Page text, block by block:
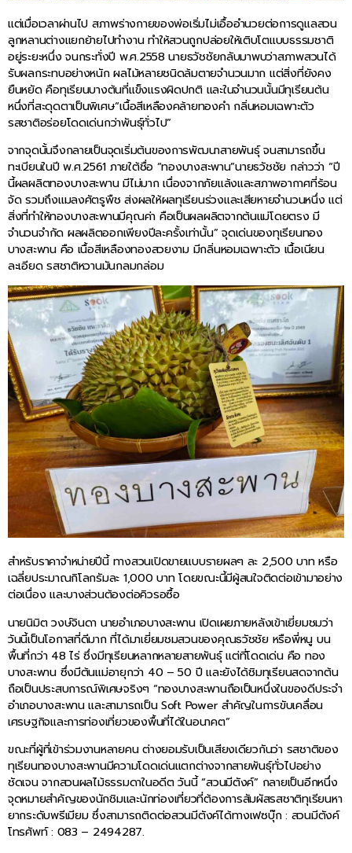
แต่เมื่อเวลาผ่านไป สภาพร่างกายของพ่อเริ่มไม่เอื้ออำนวยต่อการดูแลสวน
ลูกหลานต่างแยกย้ายไปทำงาน ทำให้สวนถูกปล่อยให้เติบโตแบบธรรมชาติ
อยู่ระยะหนึ่ง จนกระทั่งปี พ.ศ.2558 นายธวัชชัยกลับมาพบว่าสภาพสวนได้
รับผลกระทบอย่างหนัก ผลไม้หลายชนิดล้มตายจำนวนมาก แต่สิ่งที่ยังคง
ยืนหยัด คือทุเรียนบางต้นที่แข็งแรงผิดปกติ และในจำนวนนั้นมีทุเรียนต้น
หนึ่งที่สะดุดตาเป็นพิเศษ“เนื้อสีเหลืองคล้ายทองคำ กลิ่นหอมเฉพาะตัว
รสชาติอร่อยโดดเด่นกว่าพันธุ์ทั่วไป”
จากจุดนั้นจึงกลายเป็นจุดเริ่มต้นของการพัฒนาสายพันธุ์ จนสามารถขึ้น
ทะเบียนในปี พ.ศ.2561 ภายใต้ชื่อ “ทองบางสะพาน”นายธวัชชัย กล่าวว่า “ปี
นี้ผลผลิตทองบางสะพาน มีไม่มาก เนื่องจากภัยแล้งและสภาพอากาศที่ร้อน
จัด รวมถึงแมลงศัตรูพืช ส่งผลให้ผลทุเรียนร่วงและเสียหายจำนวนหนึ่ง แต่
สิ่งที่ทำให้ทองบางสะพานมีคุณค่า คือเป็นผลผลิตจากต้นแม่โดยตรง มี
จำนวนจำกัด ผลผลิตออกเพียงปีละครั้งเท่านั้น” จุดเด่นของทุเรียนทอง
บางสะพาน คือ เนื้อสีเหลืองทองสวยงาม มีกลิ่นหอมเฉพาะตัว เนื้อเนียน
ละเอียด รสชาติหวานมันกลมกล่อม
สำหรับราคาจำหน่ายปีนี้ ทางสวนเปิดขายแบบรายผลๆ ละ 2,500 บาท หรือ
เฉลี่ยประมาณกิโลกรัมละ 1,000 บาท โดยขณะนี้มีผู้สนใจติดต่อเข้ามาอย่าง
ต่อเนื่อง และบางส่วนต้องต่อคิวรอซื้อ
นายนิมิต วงษ์จินดา นายอำเภอบางสะพาน เปิดเผยภายหลังเข้าเยี่ยมชมว่า
วันนี้เป็นโอกาสที่ดีมาก ที่ได้มาเยี่ยมชมสวนของคุณธวัชชัย หรือพี่หนู บน
พื้นที่กว่า 48 ไร่ ซึ่งมีทุเรียนหลากหลายสายพันธุ์ แต่ที่โดดเด่น คือ ทอง
บางสะพาน ซึ่งมีต้นแม่อายุกว่า 40 – 50 ปี และยังได้ชิมทุเรียนสดจากต้น
ถือเป็นประสบการณ์พิเศษจริงๆ “ทองบางสะพานถือเป็นหนึ่งในของดีประจำ
อำเภอบางสะพาน และสามารถเป็น Soft Power สำคัญในการขับเคลื่อน
เศรษฐกิจและการท่องเที่ยวของพื้นที่ได้ในอนาคต”
ขณะที่ผู้ที่เข้าร่วมงานหลายคน ต่างยอมรับเป็นเสียงเดียวกันว่า รสชาติของ
ทุเรียนทองบางสะพานมีความโดดเด่นแตกต่างจากสายพันธุ์ทั่วไปอย่าง
ชัดเจน จากสวนผลไม้ธรรมดาในอดีต วันนี้ “สวนมีตังค์” กลายเป็นอีกหนึ่ง
จุดหมายสำคัญของนักชิมและนักท่องเที่ยวที่ต้องการสัมผัสรสชาติทุเรียนหา
ยากระดับพรีเมียม ซึ่งสามารถติดต่อสวนมีตังค์ได้ทางเฟซบุ๊ก : สวนมีตังค์
โทรศัพท์ : 083 – 2494287.